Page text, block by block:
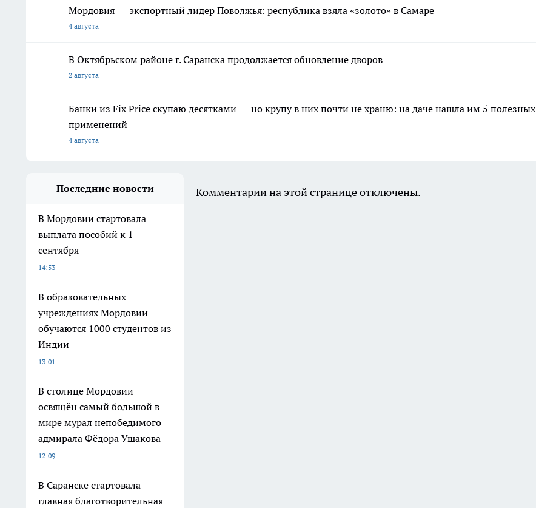
Мордовия — экспортный лидер Поволжья: республика взяла «золото» в Самаре
4 августа
В Октябрьском районе г. Саранска продолжается обновление дворов
2 августа
Банки из Fix Price скупаю десятками — но крупу в них почти не храню: на даче нашла им 5 полезных
применений
4 августа
Последние новости
В Мордовии стартовала
выплата пособий к 1
сентября
14:53
В образовательных
учреждениях Мордовии
обучаются 1000 студентов из
Индии
13:01
В столице Мордовии
освящён самый большой в
мире мурал непобедимого
адмирала Фёдора Ушакова
12:09
В Саранске стартовала
главная благотворительная
Комментарии на этой странице отключены.